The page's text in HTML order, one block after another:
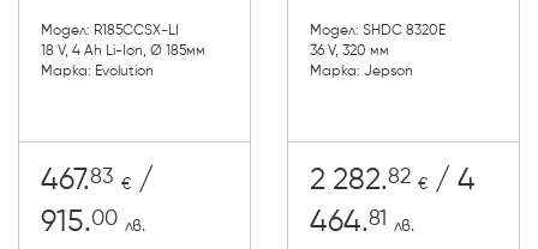
Модел: R185CCSX-LI
18 V, 4 Ah Li-Ion, Ø 185мм
Марка: Evolution
467.83 € /
915.00 лв.
Модел: SHDC 8320E
36 V, 320 мм
Марка: Jepson
2 282.82 € / 4
464.81 лв.